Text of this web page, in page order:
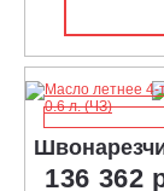
136 362